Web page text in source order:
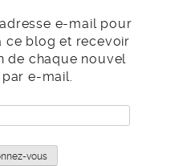
e-mail pour
ce blog et recevoir
de chaque nouvel
e-mail.
vous